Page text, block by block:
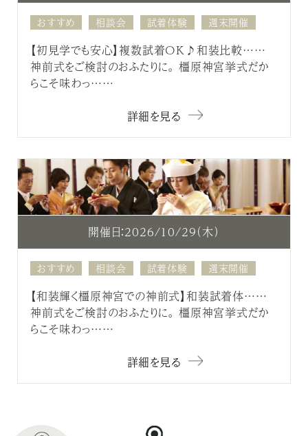
おすすめ 相談会 試着体験 週末開催
【初見学でも安心】複数試着OK♪和装比較……
神前式をご検討のおふたりに。 橿原神宮挙式だか
らこそ味わっ……
詳細を見る
開催日：2026/10/29（木）
おすすめ 相談会 試着体験 週末開催
【和装輝く橿原神宮での神前式】和装試着体……
神前式をご検討のおふたりに。 橿原神宮挙式だか
らこそ味わっ……
詳細を見る